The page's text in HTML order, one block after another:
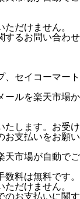
だけません。
するお問い合わせ
、セイコーマート
ールを楽天市場か
たします。お受け
お支払いをお願い
天市場が自動でご
料は無料です。
だけません。
のお支払いに関す